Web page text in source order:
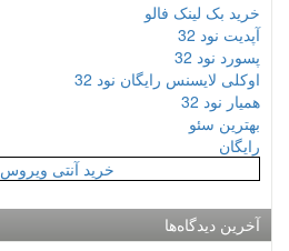
خرید بک لینک فالو
آپدیت نود 32
پسورد نود 32
اوکلی لایسنس رایگان نود 32
همیار نود 32
بهترین سئو
رایگان
خرید آنتی ویروس
آخرین دیدگاه‌ها